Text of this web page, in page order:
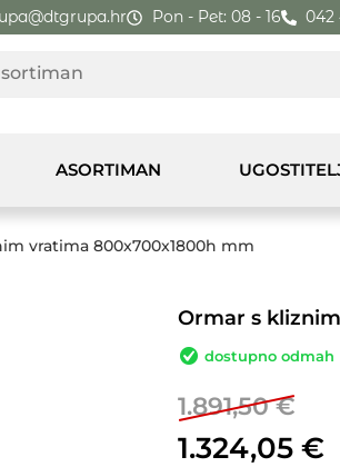
Pon - Pet: 08 - 16 042
ASORTIMAN
vratima 800x700x1800h mm
Ormar s
dostupno odmah
1.891,50€
1.324,05 €